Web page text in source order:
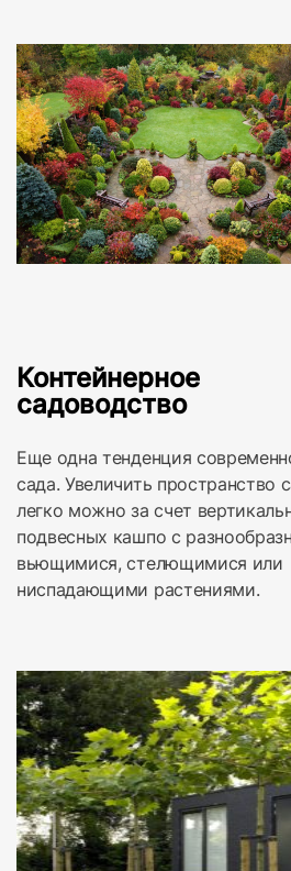
Контейнерное
садоводство
Еще одна тенденция
сада. Увеличить пространство
легко можно за счет
подвесных кашпо с
вьющимися, стелющимися или
ниспадающими растениями.